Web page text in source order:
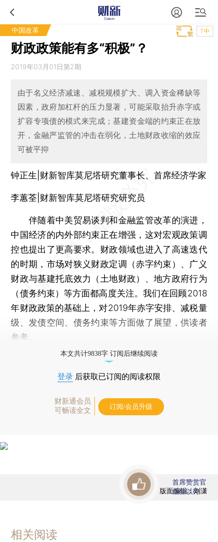
中国改革 T中
财政政策能有多“积极”？
2019年03月01日第2期
由于名义经济减速、减税规模扩大、调入资金稀缺等
因素，政府加杠杆的压力显著，可能采取抬升赤字或
扩容专项债的模式来完成；基建资金端的约束正在放
开，金融严监管的冲击在弱化，土地财政收缩的效应
可被平抑
钟正生|财新智库莫尼塔研究董事长、首席经济学家
李蕙荃|财新智库莫尼塔研究研究员
伴随着中美贸易谈判和金融监管改革的演进，
中国经济的内外部约束正在增强，这对宏观政策调
控也提出了更高要求。财政领域也进入了高速迭代
的时期，市场对狭义财政定调（赤字约束）、广义
财政与基建托底效力（土地财政）、地方政府行为
（债务约束）等方面都高度关注。我们在回顾2018
年财政政策的基础上，对2019年赤字安排、减税量
级、发债空间、债务约束等方面做了展望，供读者
参考。
本文共计9838字 订阅后继续阅读
登录 后获取已订阅的阅读权限
财新通会员
可畅读全文
订阅/会员升级
版面编辑：刘潇
首席赞赏官
虚位以待
相关阅读